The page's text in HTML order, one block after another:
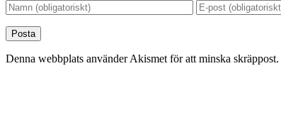
Denna webbplats använder Akismet för att minska skräppost.